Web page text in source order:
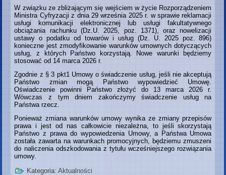
W związku ze zbliżającym się wejściem w życie Rozporządzeniem
Ministra Cyfryzacji z dnia 29 września 2025 r. w sprawie reklamacji
usługi komunikacji elektronicznej lub usługi fakultatywnego
obciążania rachunku (Dz.U. 2025, poz. 1371), oraz nowelizacji
ustawy o podatku od towarów i usług (Dz. U. 2025 poz. 896)
konieczne jest zmodyfikowanie warunków umownych dotyczących
usług, z których Państwo korzystają. Nowe warunki będziemy
stosować od 14 marca 2026 r.
Zgodnie z § 3 pkt1 Umowy o świadczenie usług, jeśli nie akceptują
Państwo zmian mogą Państwo wypowiedzieć Umowę.
Oświadczenie powinni Państwo złożyć do 13 marca 2026 r.
Wówczas z tym dniem zakończymy świadczenie usług na
Państwa rzecz.
Ponieważ zmiana warunków umowy wynika ze zmiany przepisów
prawa i jest od nas całkowicie niezależna, to jeśli skorzystają
Państwo z prawa do wypowiedzenia Umowy, a Państwa Umowa
została zawarta na warunkach promocyjnych, będziemu zmuszeni
do naliczenia odszkodowania z tytułu wcześniejszego rozwiązania
umowy.
Kategoria:Aktualności